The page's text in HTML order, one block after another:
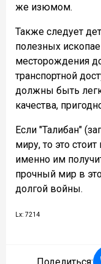
же изюмом.
Также следует
полезных
месторождения
транспортной
должны быть
качества,
Если "Талибан"
миру, то это
именно им
прочный мир в
долгой войны.
Lx: 7214
Поделиться: